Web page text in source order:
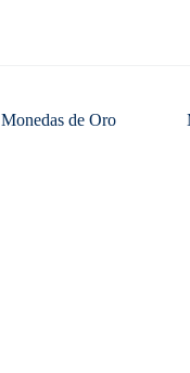
Monedas de Oro